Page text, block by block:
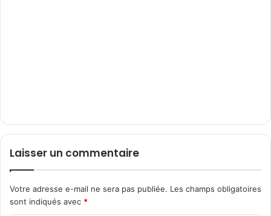
Laisser un commentaire
Votre adresse e-mail ne sera pas publiée. Les champs obligatoires
sont indiqués avec *